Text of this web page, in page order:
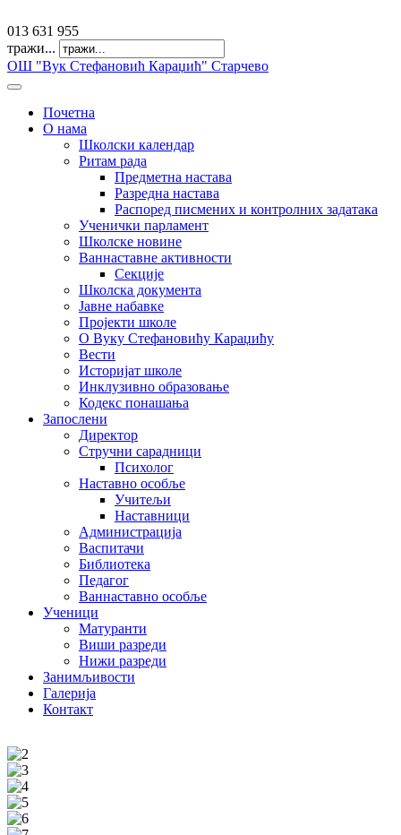
013 631 955
тражи...
ОШ "Вук Стефановић Караџић" Старчево
Почетна
О нама
Школски календар
Ритам рада
Предметна настава
Разредна настава
Распоред писмених и контролних задатака
Ученички парламент
Школске новине
Ваннаставне активности
Секције
Школска документа
Јавне набавке
Пројекти школе
О Вуку Стефановићу Караџићу
Вести
Историјат школе
Инклузивно образовање
Кодекс понашања
Запослени
Директор
Стручни сарадници
Психолог
Наставно особље
Учитељи
Наставници
Администрација
Васпитачи
Библиотека
Педагог
Ваннаставно особље
Ученици
Матуранти
Виши разреди
Нижи разреди
Занимљивости
Галерија
Контакт